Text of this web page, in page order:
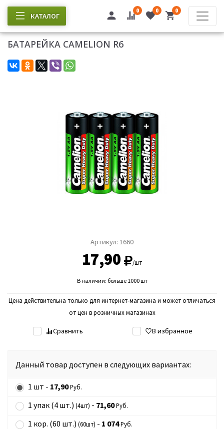
КАТАЛОГ
0 0 0
БАТАРЕЙКА CAMELION R6
Артикул: 1660
17,90 /шт
В наличии: больше 1000 шт
Цена действительна только для интернет-магазина и может отличаться
от цен в розничных магазинах
Сравнить В избранное
Данный товар доступен в следующих вариантах:
1 шт - 17,90Руб.
1 упак (4 шт.) (4шт) - 71,60Руб.
1 кор. (60 шт.) (60шт) - 1 074Руб.